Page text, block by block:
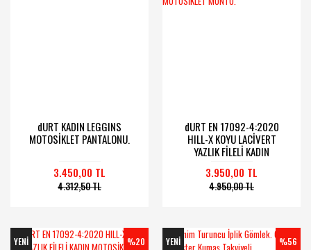
dURT KADIN LEGGINS
MOTOSİKLET PANTALONU.
3.450,00 TL
4.312,50 TL
dURT EN 17092-4:2020
HILL-X KOYU LACİVERT
YAZLIK FİLELİ KADIN
3.950,00 TL
4.950,00 TL
YENİ %20 YENİ %56